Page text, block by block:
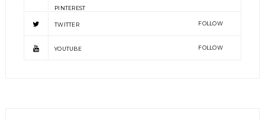
PINTEREST
TWITTER FOLLOW
YOUTUBE FOLLOW